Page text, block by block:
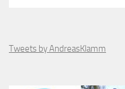
Tweets by AndreasKlamm